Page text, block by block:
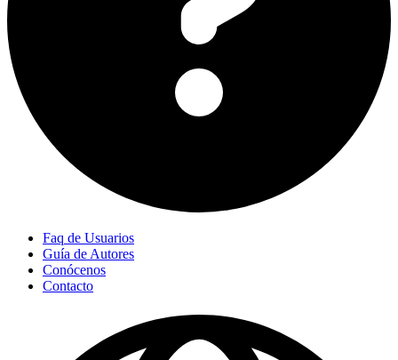
Faq de Usuarios
Guía de Autores
Conócenos
Contacto